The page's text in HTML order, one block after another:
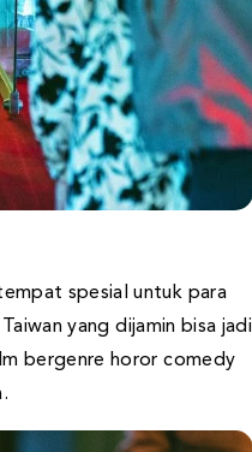
spesial untuk para
yang dijamin bisa jadi
bergenre horor comedy